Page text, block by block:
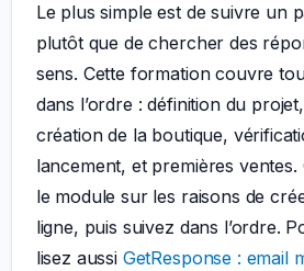
Le plus simple est de suivre un
plutôt que de chercher des
sens. Cette formation couvre
dans l’ordre : définition du
création de la boutique,
lancement, et premières
le module sur les raisons de
ligne, puis suivez dans l’ordre.
lisez aussi GetResponse : email